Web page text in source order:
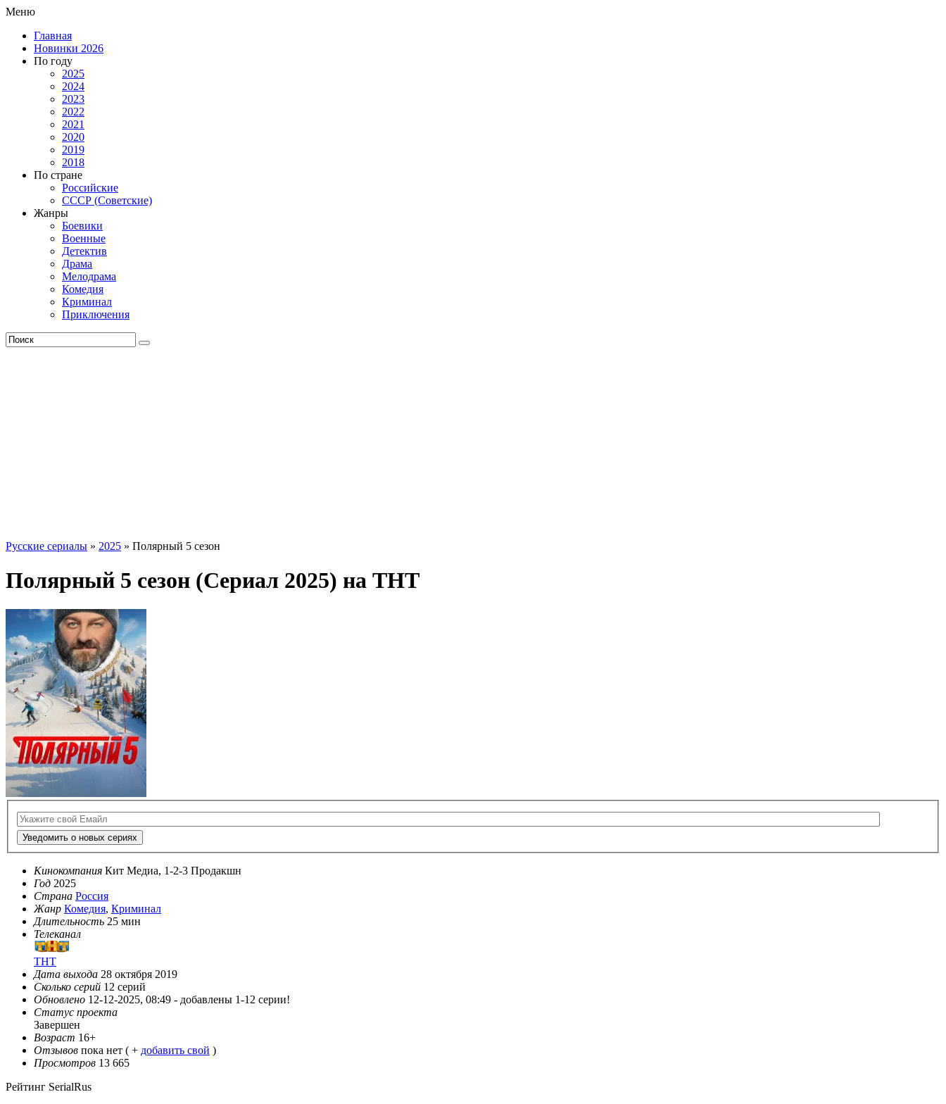
Меню
Главная
Новинки 2026
По году
2025
2024
2023
2022
2021
2020
2019
2018
По стране
Российские
СССР (Советские)
Жанры
Боевики
Военные
Детектив
Драма
Мелодрама
Комедия
Криминал
Приключения
Русские сериалы » 2025 » Полярный 5 сезон
Полярный 5 сезон (Сериал 2025) на ТНТ
Уведомить о новых сериях
Кинокомпания Кит Медиа, 1-2-3 Продакшн
Год 2025
Страна Россия
Жанр Комедия, Криминал
Длительность 25 мин
Телеканал
ТНТ
Дата выхода 28 октября 2019
Сколько серий 12 серий
Обновлено 12-12-2025, 08:49 - добавлены 1-12 серии!
Статус проекта
Завершен
Возраст 16+
Отзывов пока нет ( + добавить свой )
Просмотров 13 665
Рейтинг SerialRus